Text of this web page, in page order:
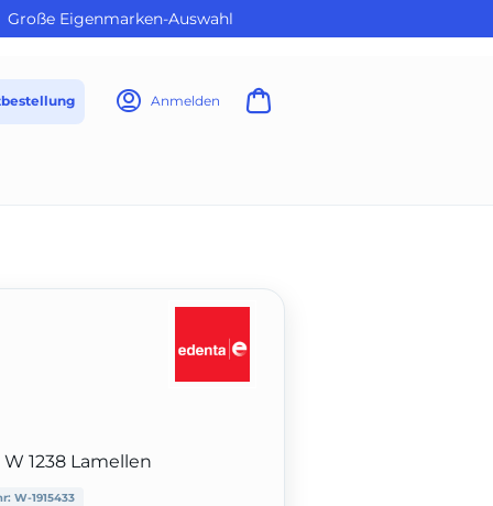
Große Eigenmarken-Auswahl
Anmelden
1238 Lamellen
W-1915433